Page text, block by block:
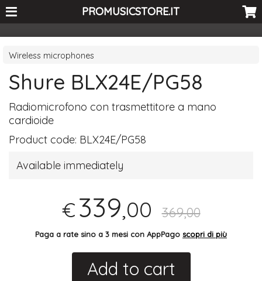
<-- Curio's GSC -->PROMUSICSTORE.IT
Wireless microphones
Shure BLX24E/PG58
Radiomicrofono con trasmettitore a mano
cardioide
Product code: BLX24E/PG58
Available immediately
€339,00 369,00
Paga a rate sino a 3 mesi con AppPago scopri di più
Add to cart